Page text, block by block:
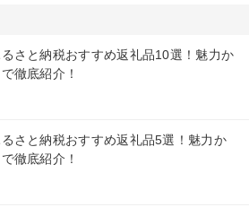
さと納税おすすめ返礼品10選！魅力か
徹底紹介！
さと納税おすすめ返礼品5選！魅力か
徹底紹介！